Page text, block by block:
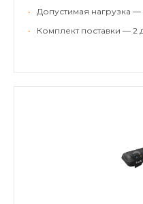
•
Допустимая нагрузка —
•
Комплект поставки — 2